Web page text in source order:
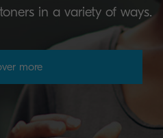
in a variety of ways.
more